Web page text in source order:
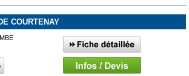
COURTENAY